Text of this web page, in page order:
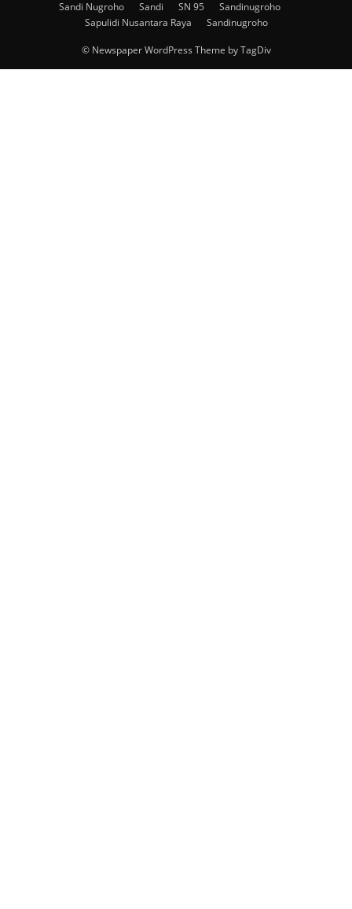
Sandi Nugroho Sandi SN 95
Sandinugroho
Sapulidi Nusantara Raya
Sandinugroho
© Newspaper WordPress Theme by TagDiv